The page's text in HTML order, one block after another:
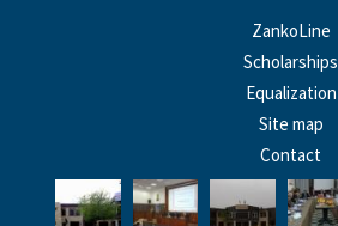
ZankoLine
Scholarships
Equalization
Site map
Contact